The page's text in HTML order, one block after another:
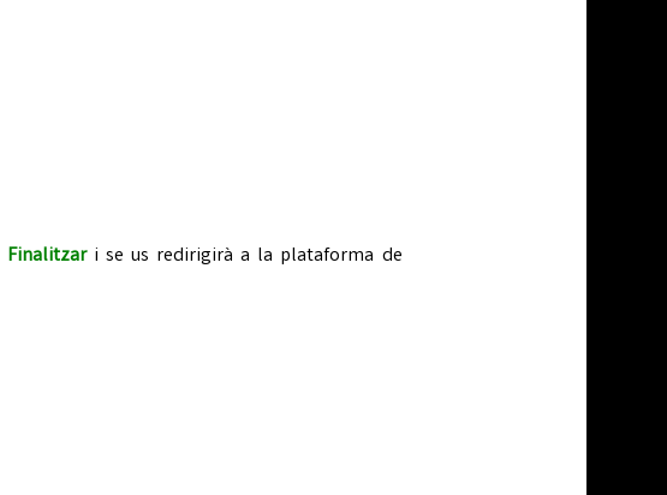
Finalitzari se us redirigirà a la plataforma de